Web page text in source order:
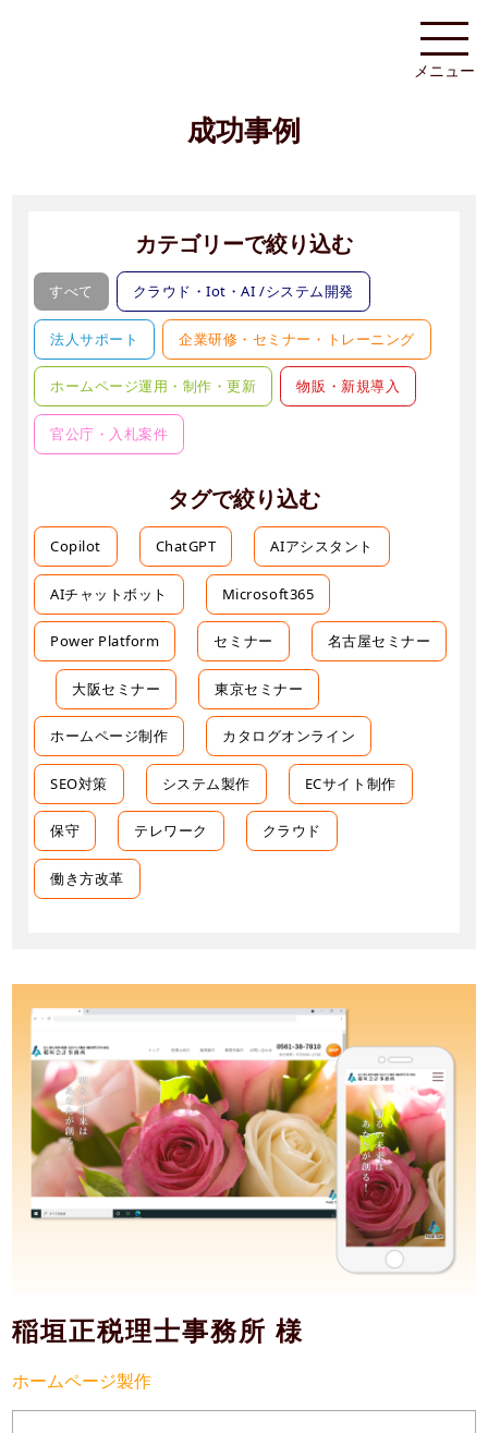
メニュー
成功事例
カテゴリーで絞り込む
すべて クラウド・Iot・AI /システム開発
法人サポート 企業研修・セミナー・トレーニング
ホームページ運用・制作・更新 物販・新規導入
官公庁・入札案件
タグで絞り込む
Copilot ChatGPT AIアシスタント
AIチャットボット Microsoft365
Power Platform セミナー 名古屋セミナー
大阪セミナー 東京セミナー
ホームページ制作 カタログオンライン
SEO対策 システム製作 ECサイト制作
保守 テレワーク クラウド
働き方改革
稲垣正税理士事務所 様
ホームページ製作